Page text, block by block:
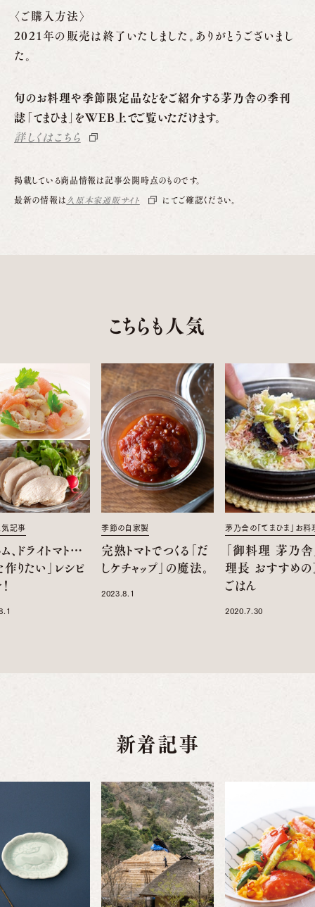
〈ご購入方法〉
2021年の販売は終了いたしました。ありがとうございまし
た。
旬のお料理や季節限定品などをご紹介する茅乃舎の季刊
誌「てまひま」をWEB上でご覧いただけます。
詳しくはこちら
掲載している商品情報は記事公開時点のものです。
最新の情報は 久原本家通販サイト にてご確認ください。
こちらも人気
記事
、ドライトマト…
作りたい」レシピ
季節の自家製
完熟トマトでつくる「だ
しケチャップ」の魔法。
2023.8.1
茅乃舎の「てまひま」お料
「御料理 茅乃舎
理長 おすすめの
ごはん
2020.7.30
新着記事